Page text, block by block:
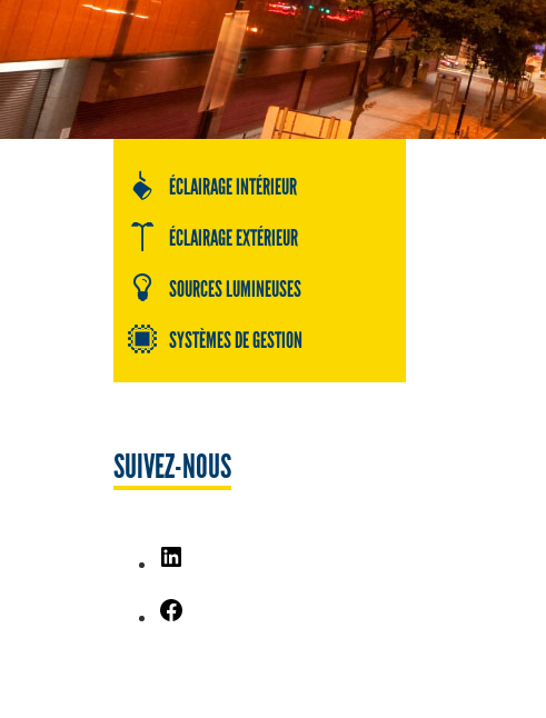
ÉCLAIRAGE INTÉRIEUR
ÉCLAIRAGE EXTÉRIEUR
SOURCES LUMINEUSES
SYSTÈMES DE GESTION
SUIVEZ-NOUS